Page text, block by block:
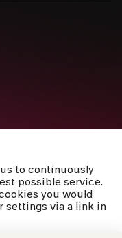
to continuously
possible service.
you would
settings via a link in